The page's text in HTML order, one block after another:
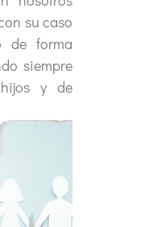
su caso
de forma
siempre
y de